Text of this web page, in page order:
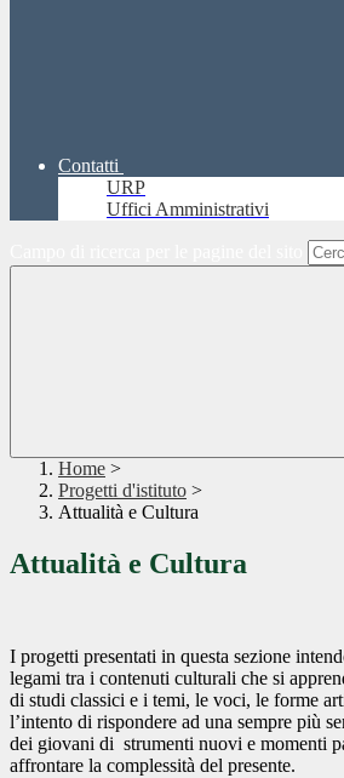
Contatti
URP
Uffici Amministrativi
Home >
Progetti d'istituto >
Attualità e Cultura
Attualità e Cultura
I progetti presentati in questa sezione
legami tra i contenuti culturali che si
di studi classici e i temi, le voci, le forme
l’intento di rispondere ad una sempre più
dei giovani di strumenti nuovi e momenti
affrontare la complessità del presente.